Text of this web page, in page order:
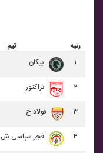
رتبه تیم
۱
پيکان
۲ تراکتور
۳ فولاد خ
۴ فجر سپاسی ش